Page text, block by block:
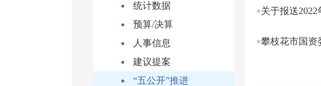
统计数据
预算/决算
人事信息
建议提案
“五公开”推进
关于报送
攀枝花市国资